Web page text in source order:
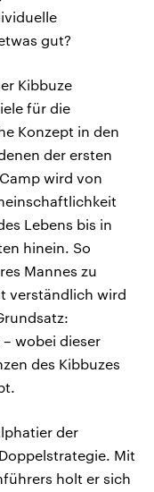
gut?
Kibbuze
für die
Konzept in den
der ersten
wird von
Lebens bis in
hinein. So
Mannes zu
verständlich wird
wobei dieser
des Kibbuzes
der
Mit
holt er sich